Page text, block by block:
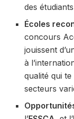
des
Écoles
concours
jouissent
à
qualité qui
secteurs